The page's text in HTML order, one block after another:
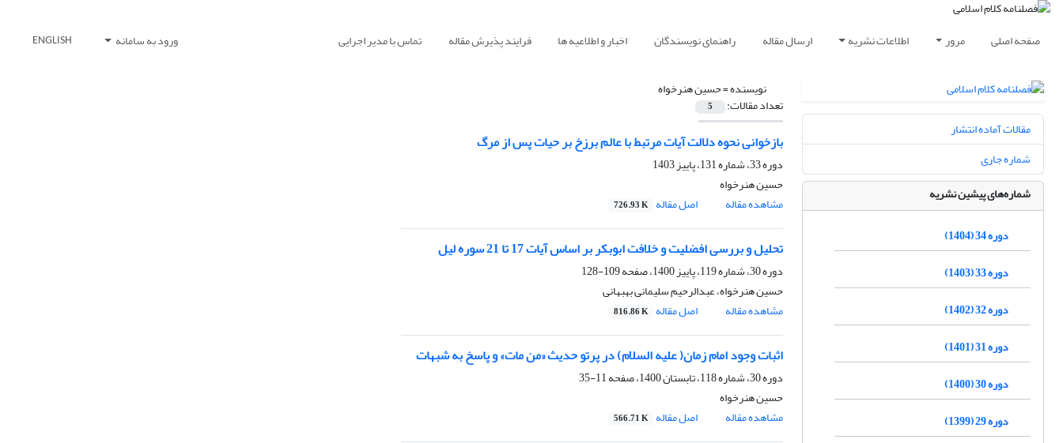
صفحه اصلی مرور اطلاعات نشریه ارسال مقاله راهنمای نویسندگان اخبار و اطلاعیه ها فرایند پذیرش مقاله تماس با مدیر اجرایی ورود به سامانه ENGLISH
نویسنده =حسین هنرخواه
تعداد مقالات: 5
بازخوانی نحوه دلالت آیات مرتبط با عالم برزخ بر حیات پس از مرگ
دوره 33، شماره 131، پاییز 1403
حسین هنرخواه
مشاهده مقاله
اصل مقاله 726.93 K
تحلیل و بررسی افضلیت و خلافت ابوبکر بر اساس آیات 17 تا 21 سوره لیل
دوره 30، شماره 119، پاییز 1400، صفحه
109-128
حسین هنرخواه، عبدالرحیم سلیمانی بهبهانی
مشاهده مقاله
اصل مقاله 816.86 K
اثبات وجود امام زمان( علیه السلام) در پرتو حدیث «من مات» و پاسخ به شبهات
دوره 30، شماره 118، تابستان 1400، صفحه
11-35
حسین هنرخواه
مشاهده مقاله
اصل مقاله 566.71 K
مقالات آماده انتشار
شماره جاری
شماره‌های پیشین نشریه
دوره 34 (1404)
دوره 33 (1403)
دوره 32 (1402)
دوره 31 (1401)
دوره 30 (1400)
دوره 29 (1399)